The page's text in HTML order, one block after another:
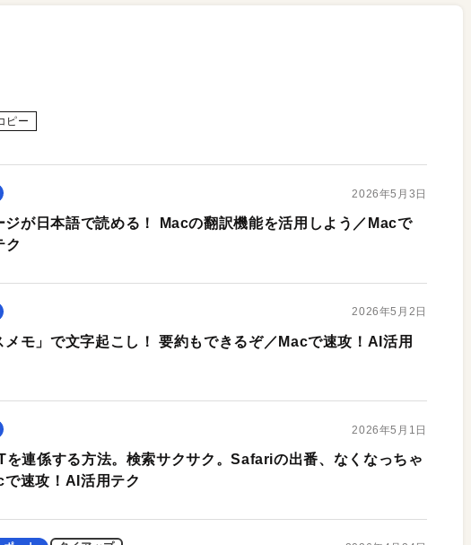
ピー
2026年5月3日
ジが日本語で読める！ Macの翻訳機能を活用しよう／Macで
ク
2026年5月2日
メモ」で文字起こし！ 要約もできるぞ／Macで速攻！AI活用
2026年5月1日
連係する方法。検索サクサク。Safariの出番、なくなっちゃ
で速攻！AI活用テク